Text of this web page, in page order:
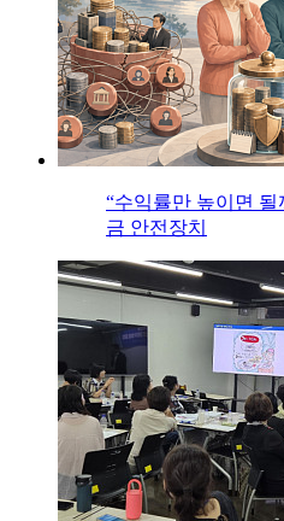
“수익률만 높이면 될
금 안전장치